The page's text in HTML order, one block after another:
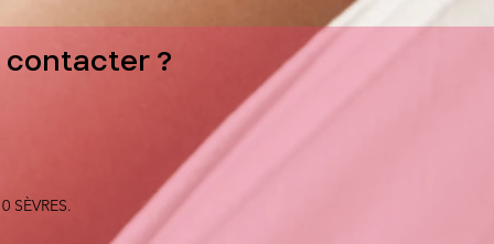
contacter ?
SÈVRES.